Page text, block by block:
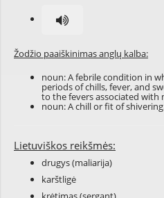
Žodžio paaiškinimas anglų kalba:
noun: A febrile condition in
periods of chills, fever, and
to the fevers associated with
noun: A chill or fit of
Lietuviškos reikšmės:
drugys (maliarija)
karštligė